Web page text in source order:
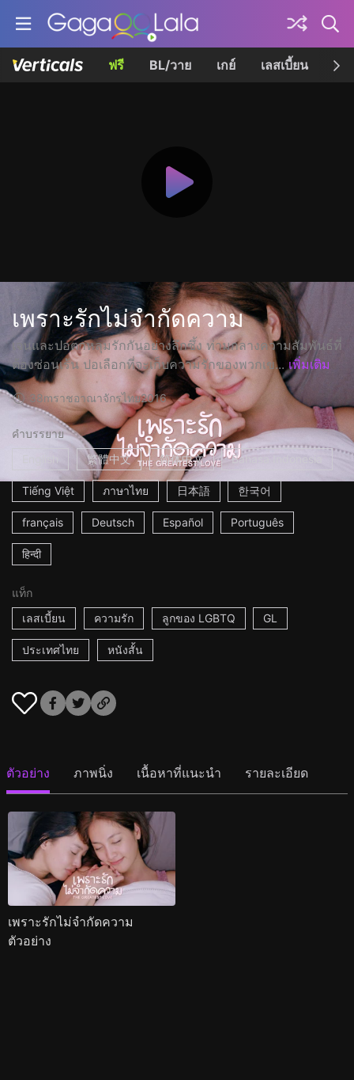
ฟรี BL/วาย เกย์ เลสเบี้ยน เค
เพราะรักไม่จำกัดความ
เจนและปอตกหลุมรักกันอย่างลึกซึ้ง ท่ามกลางความสัมพันธ์ที่
ต้องซ่อนเร้น ปอเลือกที่จะเก็บความรักของพวกเข... เพิ่มเติม
38mราชอาณาจักรไทย2016
คำบรรยาย
繁體中文 简体中文 Bahasa Indonesia
Tiếng Việt ภาษาไทย 日本語 한국어
français Deutsch Español Português
हिन्दी
แท็ก
เลสเบี้ยน
ความรัก ลูกของ LGBTQ GL
ประเทศไทย หนังสั้น
ตัวอย่าง ภาพนิ่ง เนื้อหาที่แนะนำ รายละเอียด
เพราะรักไม่จำกัดความ
ตัวอย่าง